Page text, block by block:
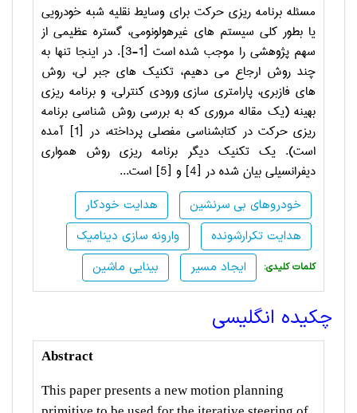
مسئله برنامه ریزی حرکت برای وسایط نقلیه شبه خودرویی
یا بطور کلی سیستم های غیرهولونومی، گستره عظیمی از
سهم پژوهشی را موجب شده است [1-3]. در اینجا تنها به
چند روش ارجاع می دهیم، تکنیک های جبر لی، روش
های فازبری، پارامتری سازی ورودی کنترلی، و برنامه ریزی
بهینه (یک مقاله مروری که به بررسی روش شناسی برنامه
ریزی حرکت در کتابشناسی مفصلی پرداخته، در [1] آمده
است). یک تکنیک دیگر برنامه ریزی روش همواری
دیفرانسیلی بیان شده در [4] و [5] است...
هدایت خودکار
خودروهای بی سرنشین
وارونه سازی دینامیک
هدایت تکرارشونده
بینایی ماشین
ایجاد مسیر :کلمات کلیدی
چکیده انگلیسی
Abstract
This paper presents a new motion planning